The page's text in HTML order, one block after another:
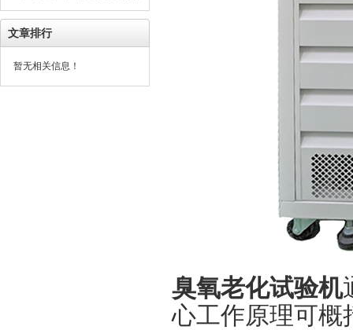
么？
文章排行
暂无相关信息！
臭氧老化试验机
心工作原理可概